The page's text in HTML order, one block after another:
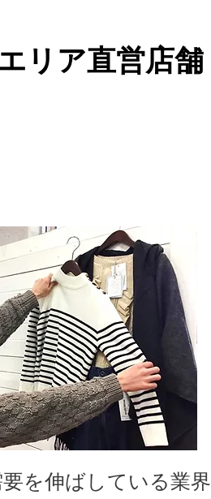
リア直営店舗
を伸ばしている業界